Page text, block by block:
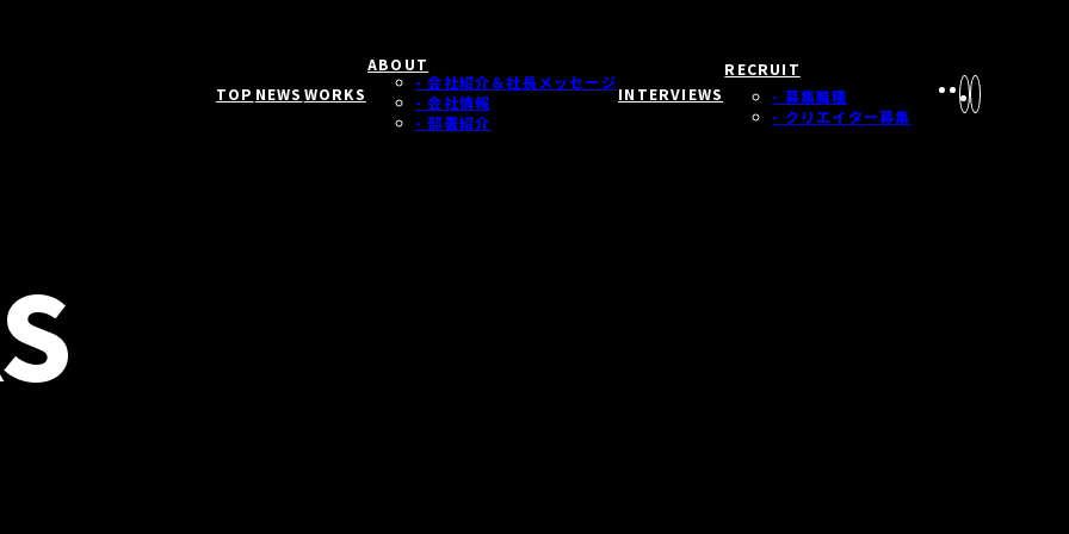
TOP NEWS WORKS
ABOUT
- 会社紹介＆社長メッセージ
- 会社情報
- 部署紹介
INTERVIEWS
RECRUIT
- 募集職種
- クリエイター募集